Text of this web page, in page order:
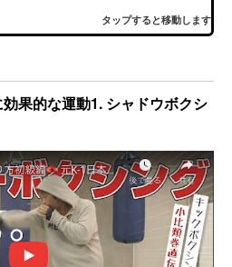
タップすると移動します
果的な運動1. シャドウボクシ